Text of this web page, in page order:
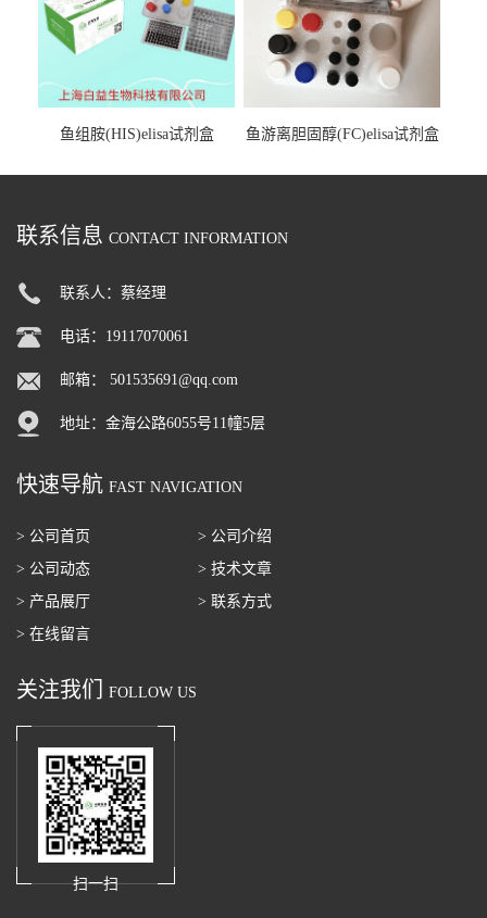
鱼组胺(HIS)elisa试剂盒 鱼游离胆固醇(FC)elisa试剂盒
联系信息 CONTACT INFORMATION
联系人：蔡经理
电话：19117070061
邮箱： 501535691@qq.com
地址：金海公路6055号11幢5层
快速导航 FAST NAVIGATION
> 公司首页
> 公司介绍
> 公司动态
> 技术文章
> 产品展厅
> 联系方式
> 在线留言
关注我们 FOLLOW US
扫一扫